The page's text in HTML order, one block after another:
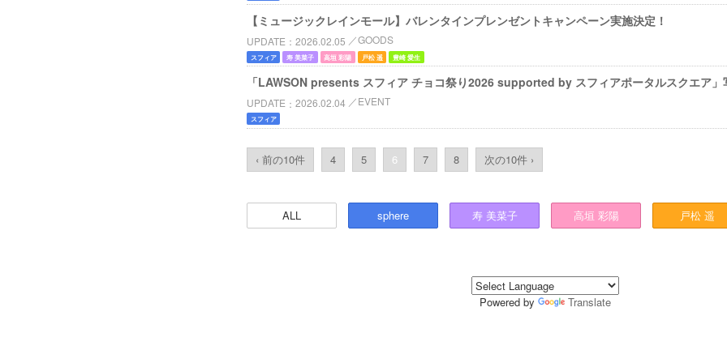
【ミュージックレインモール】バレンタインプレンゼントキャンペーン実施決定！
UPDATE 2026.02.05 GOODS
スフィア 寿 美菜子 高垣 彩陽 戸松 遥 豊崎 愛生
「LAWSON presents スフィア チョコ祭り2026 supported by スフィアポータルスクエア」
UPDATE 2026.02.04 EVENT
スフィア
‹ 前の10件 4 5 6 7 8 次の10件 ›
ALL sphere 寿 美菜子 高垣 彩陽 戸松 遥
Powered by Translate